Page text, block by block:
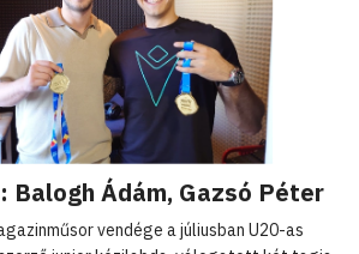
Balogh Ádám, Gazsó Péter
vendége a júliusban U20-as